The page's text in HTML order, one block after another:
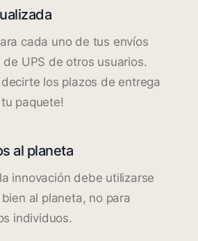
cada uno de tus envíos
de UPS de otros usuarios.
decirte los plazos de entrega
paquete!
al planeta
innovación debe utilizarse
al planeta, no para
individuos.